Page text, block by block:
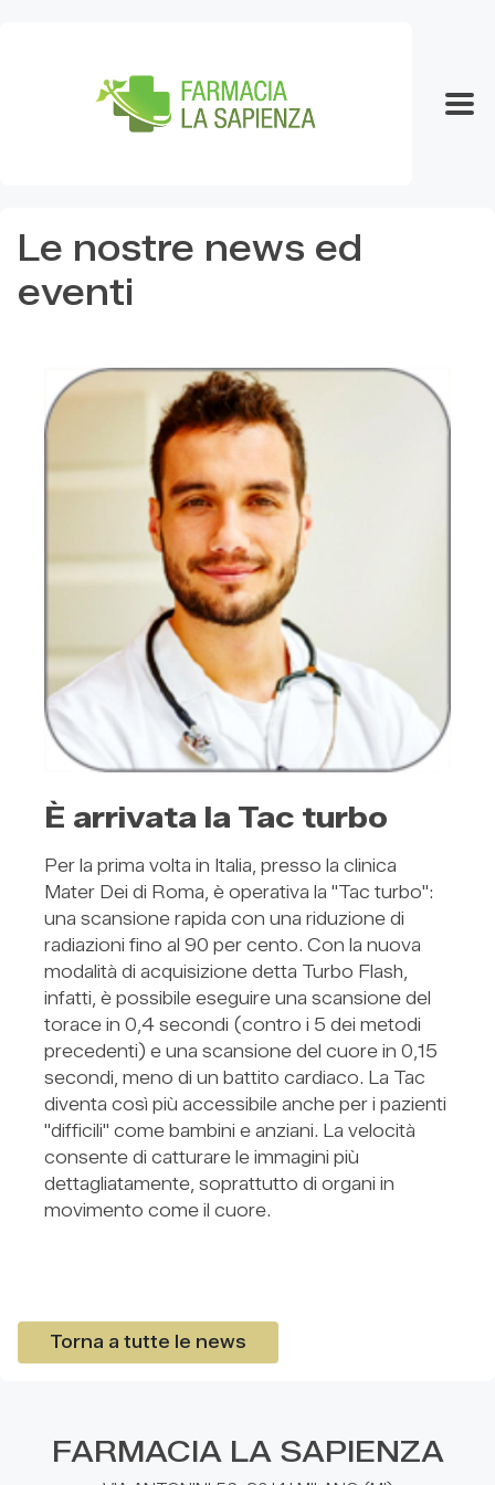
Le nostre news ed
eventi
È arrivata la Tac turbo
Per la prima volta in Italia, presso la clinica
Mater Dei di Roma, è operativa la "Tac turbo":
una scansione rapida con una riduzione di
radiazioni fino al 90 per cento. Con la nuova
modalità di acquisizione detta Turbo Flash,
infatti, è possibile eseguire una scansione del
torace in 0,4 secondi (contro i 5 dei metodi
precedenti) e una scansione del cuore in 0,15
secondi, meno di un battito cardiaco. La Tac
diventa così più accessibile anche per i pazienti
"difficili" come bambini e anziani. La velocità
consente di catturare le immagini più
dettagliatamente, soprattutto di organi in
movimento come il cuore.
Torna a tutte le news
FARMACIA LA SAPIENZA